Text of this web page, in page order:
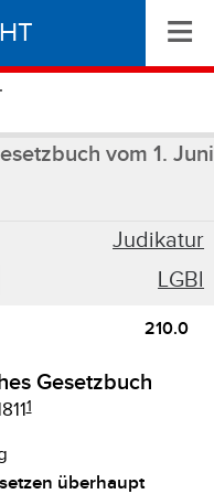
≡
vom 1. Juni
Judikatur
LGBl